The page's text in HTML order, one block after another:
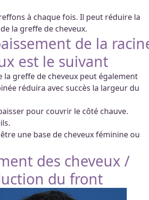
à chaque fois. Il peut réduire la
la greffe de cheveux.
de la
est le suivant
la greffe de cheveux peut également
réduira avec succès la largeur du
pour couvrir le côté chauve.
une base de cheveux féminine ou
des cheveux /
du front